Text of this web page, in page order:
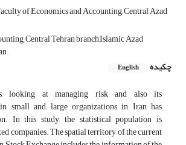
of Economics and Accounting, Central Azad
Central Tehran branch,Islamic Azad
چکیده
English
looking at managing risk and also its
small and large organizations in Iran has
In this study, the statistical population is
companies. The spatial territory of the current